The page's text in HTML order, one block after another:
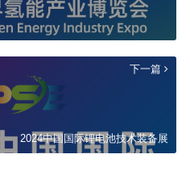
下一篇
2024中国国际锂电池技术装备展